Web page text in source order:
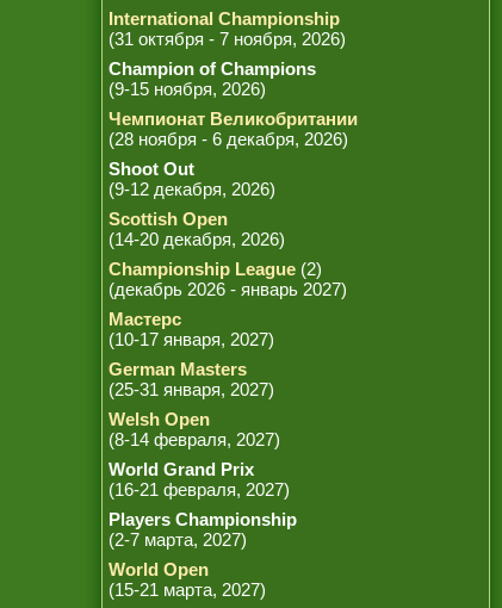
International Championship
(31 октября - 7 ноября, 2026)
Champion of Champions
(9-15 ноября, 2026)
Чемпионат Великобритании
(28 ноября - 6 декабря, 2026)
Shoot Out
(9-12 декабря, 2026)
Scottish Open
(14-20 декабря, 2026)
Championship League (2)
(декабрь 2026 - январь 2027)
Мастерс
(10-17 января, 2027)
German Masters
(25-31 января, 2027)
Welsh Open
(8-14 февраля, 2027)
World Grand Prix
(16-21 февраля, 2027)
Players Championship
(2-7 марта, 2027)
World Open
(15-21 марта, 2027)